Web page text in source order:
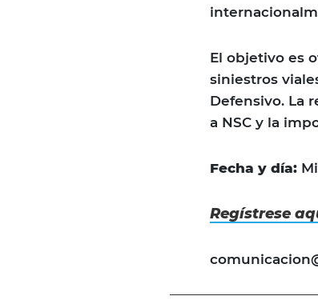
El objetivo es
siniestros
Defensivo. La
a NSC y la
Fecha y día:
Regístrese